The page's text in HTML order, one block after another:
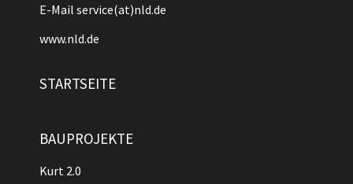
E-Mail service(at)nld.de
www.nld.de
STARTSEITE
BAUPROJEKTE
Kurt 2.0